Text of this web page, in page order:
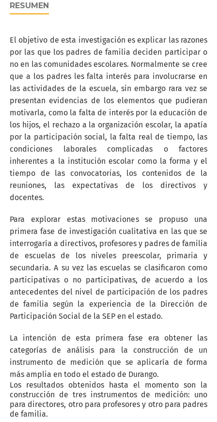
RESUMEN
El objetivo de esta investigación es explicar las razones
por las que los padres de familia deciden participar o
no en las comunidades escolares. Normalmente se cree
que a los padres les falta interés para involucrarse en
las actividades de la escuela, sin embargo rara vez se
presentan evidencias de los elementos que pudieran
motivarla, como la falta de interés por la educación de
los hijos, el rechazo a la organización escolar, la apatía
por la participación social, la falta real de tiempo, las
condiciones laborales complicadas o factores
inherentes a la institución escolar como la forma y el
tiempo de las convocatorias, los contenidos de la
reuniones, las expectativas de los directivos y
docentes.
Para explorar estas motivaciones se propuso una
primera fase de investigación cualitativa en las que se
interrogaría a directivos, profesores y padres de familia
de escuelas de los niveles preescolar, primaria y
secundaria. A su vez las escuelas se clasificaron como
participativas o no participativas, de acuerdo a los
antecedentes del nivel de participación de los padres
de familia según la experiencia de la Dirección de
Participación Social de la SEP en el estado.
La intención de esta primera fase era obtener las
categorías de análisis para la construcción de un
instrumento de medición que se aplicaría de forma
más amplia en todo el estado de Durango.
Los resultados obtenidos hasta el momento son la
construcción de tres instrumentos de medición: uno
para directores, otro para profesores y otro para padres
de familia.